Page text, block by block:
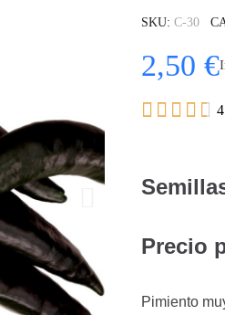
SKU C-30
2,50 €
    
Precio
Pimiento